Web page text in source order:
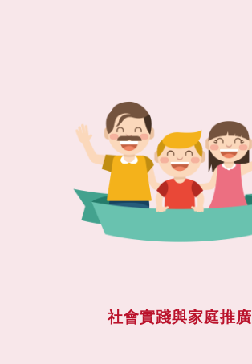
社會實踐與家庭推廣